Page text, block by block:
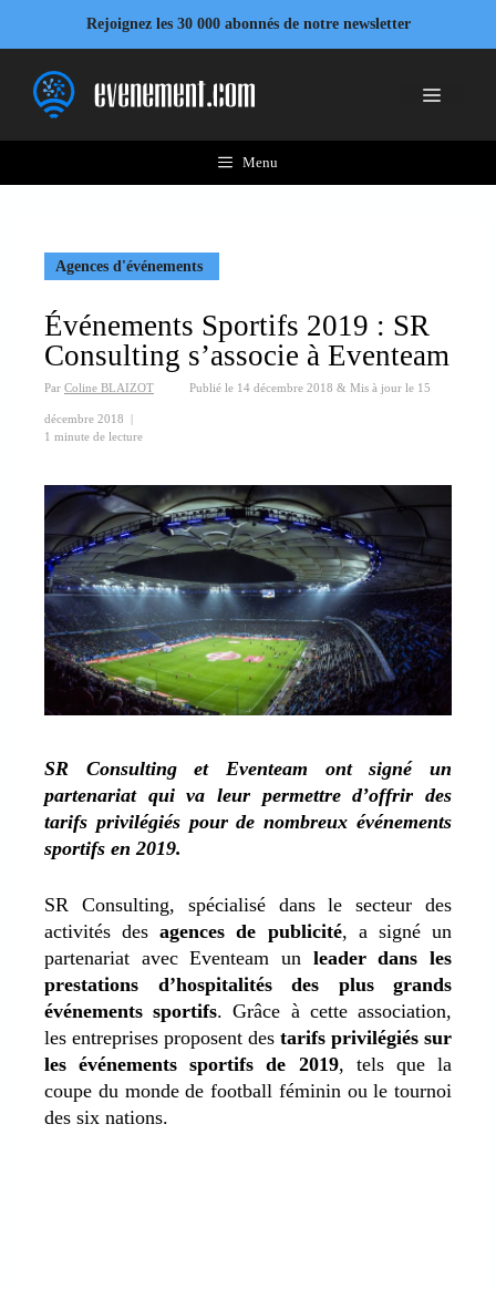
contenu
Rejoignez les 30 000 abonnés de notre newsletter
Menu
Menu
Agences d'événements
Événements Sportifs 2019 : SR
Consulting s’associe à Eventeam
Par Coline BLAIZOT Publié le 14 décembre 2018 & Mis à jour le 15
décembre 2018 |
1 minute de lecture
SR Consulting et Eventeam ont signé un
partenariat qui va leur permettre d’offrir des
tarifs privilégiés pour de nombreux événements
sportifs en 2019.
SR Consulting, spécialisé dans le secteur des
activités desagences de publicité, a signé un
partenariat avec Eventeam un leader dans les
prestations d’hospitalités des plus grands
événements sportifs. Grâce à cette association,
les entreprises proposent des tarifs privilégiés sur
les événements sportifs de 2019, tels que la
coupe du monde de football féminin ou le tournoi
des six nations.